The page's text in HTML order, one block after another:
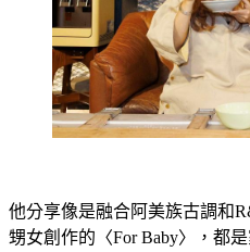
他分享像是融合阿美族古調和
甥女創作的〈For Baby〉，都